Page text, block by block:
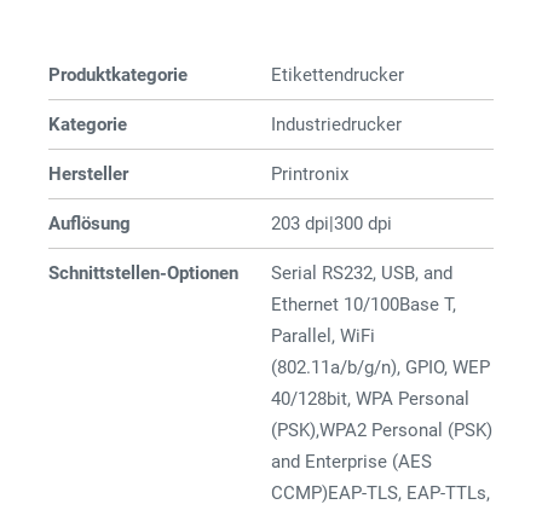
Produktkategorie Etiketten­­drucker
Kategorie Industriedrucker
Hersteller Printronix
Auflösung 203 dpi|300 dpi
Schnittstellen-Optionen
Serial RS232, USB, and
Ethernet 10/100Base T,
Parallel, WiFi
(802.11a/b/g/n), GPIO, WEP
40/128bit, WPA Personal
(PSK),WPA2 Personal (PSK)
and Enterprise (AES
CCMP)EAP-TLS, EAP-TTLs,